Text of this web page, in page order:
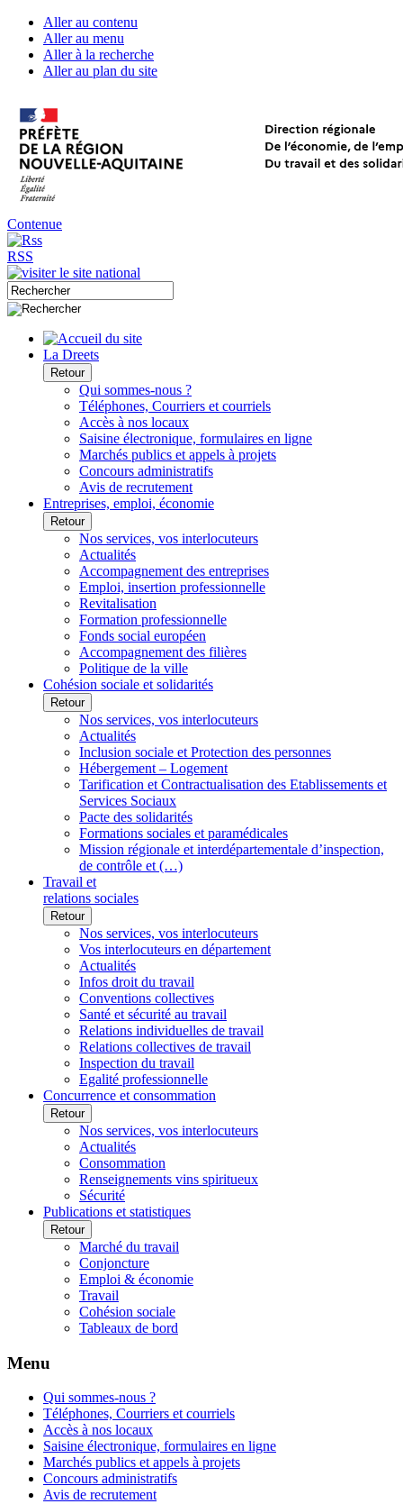
Aller au contenu
Aller au menu
Aller à la recherche
Aller au plan du site
Contenue
RSS
La Dreets
Retour
Qui sommes-nous ?
Téléphones, Courriers et courriels
Accès à nos locaux
Saisine électronique, formulaires en ligne
Marchés publics et appels à projets
Concours administratifs
Avis de recrutement
Entreprises, emploi, économie
Retour
Nos services, vos interlocuteurs
Actualités
Accompagnement des entreprises
Emploi, insertion professionnelle
Revitalisation
Formation professionnelle
Fonds social européen
Accompagnement des filières
Politique de la ville
Cohésion sociale et solidarités
Retour
Nos services, vos interlocuteurs
Actualités
Inclusion sociale et Protection des personnes
Hébergement – Logement
Tarification et Contractualisation des Etablissements et
Services Sociaux
Pacte des solidarités
Formations sociales et paramédicales
Mission régionale et interdépartementale d’inspection,
de contrôle et (…)
Travail et
relations sociales
Retour
Nos services, vos interlocuteurs
Vos interlocuteurs en département
Actualités
Infos droit du travail
Conventions collectives
Santé et sécurité au travail
Relations individuelles de travail
Relations collectives de travail
Inspection du travail
Egalité professionnelle
Concurrence et consommation
Retour
Nos services, vos interlocuteurs
Actualités
Consommation
Renseignements vins spiritueux
Sécurité
Publications et statistiques
Retour
Marché du travail
Conjoncture
Emploi & économie
Travail
Cohésion sociale
Tableaux de bord
Menu
Qui sommes-nous ?
Téléphones, Courriers et courriels
Accès à nos locaux
Saisine électronique, formulaires en ligne
Marchés publics et appels à projets
Concours administratifs
Avis de recrutement